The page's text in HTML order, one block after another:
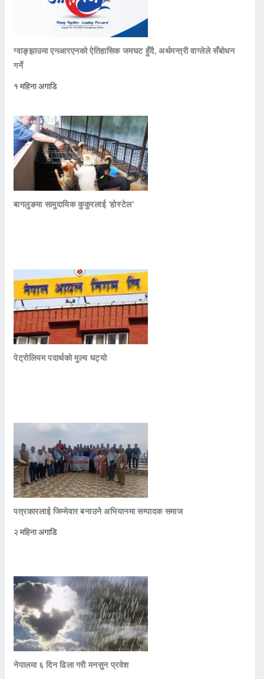
ग्वाङ्झाउमा एनआरएनको ऐतिहासिक जमघट हुँदै, अर्थमन्त्री वाग्लेले सँबोधन
गर्ने
१ महिना अगाडि
बागलुङमा सामुदायिक कुकुरलाई ‘होस्टेल’
पेट्रोलियम पदार्थको मुल्य घट्यो
पत्रकारलाई जिम्मेवार बनाउने अभियानमा सम्पादक समाज
२ महिना अगाडि
नेपालमा ६ दिन ढिला गरी मनसुन प्रवेश